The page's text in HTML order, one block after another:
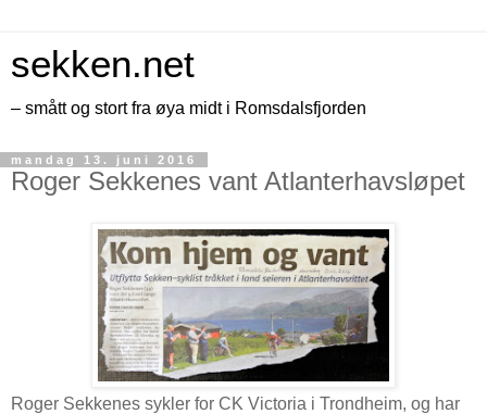
sekken.net
– smått og stort fra øya midt i Romsdalsfjorden
mandag 13. juni 2016
Roger Sekkenes vant Atlanterhavsløpet
Roger Sekkenes sykler for CK Victoria i Trondheim, og har